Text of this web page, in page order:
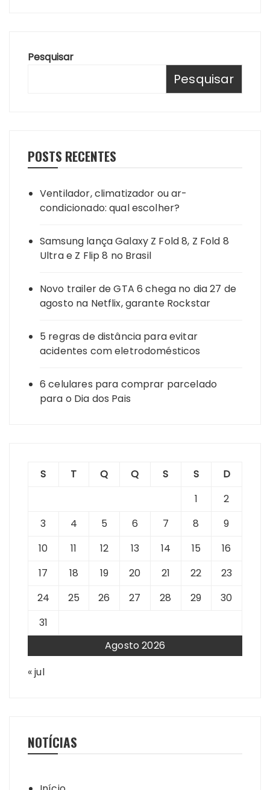
Pesquisar
Pesquisar
POSTS RECENTES
Ventilador, climatizador ou ar-
condicionado: qual escolher?
Samsung lança Galaxy Z Fold 8, Z Fold 8
Ultra e Z Flip 8 no Brasil
Novo trailer de GTA 6 chega no dia 27 de
agosto na Netflix, garante Rockstar
5 regras de distância para evitar
acidentes com eletrodomésticos
6 celulares para comprar parcelado
para o Dia dos Pais
Agosto 2026
S T Q Q S S
D
1
2
3
4 5 6 7 8
9
10
11 12 13 14 15
16
17
18 19 20 21 22
23
24
25 26 27 28 29
30
31
« jul
NOTÍCIAS